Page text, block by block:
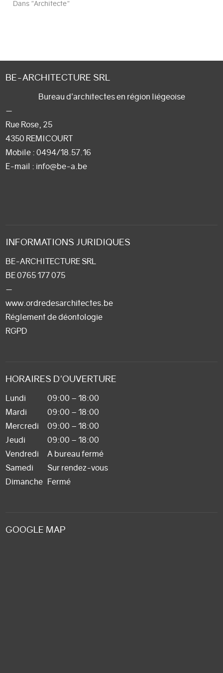
Dans "Architecte"
BE-ARCHITECTURE SRL
Bureau d’architectes en région liégeoise
—
Rue Rose, 25
4350 REMICOURT
Mobile : 0494/18.57.16
E-mail : info@be-a.be
INFORMATIONS JURIDIQUES
BE-ARCHITECTURE SRL
BE 0765 177 075
—
www.ordredesarchitectes.be
Réglement de déontologie
RGPD
HORAIRES D'OUVERTURE
Lundi
09:00 – 18:00
Mardi
09:00 – 18:00
Mercredi
09:00 – 18:00
Jeudi
09:00 – 18:00
Vendredi
A bureau fermé
Samedi
Sur rendez-vous
Dimanche Fermé
GOOGLE MAP